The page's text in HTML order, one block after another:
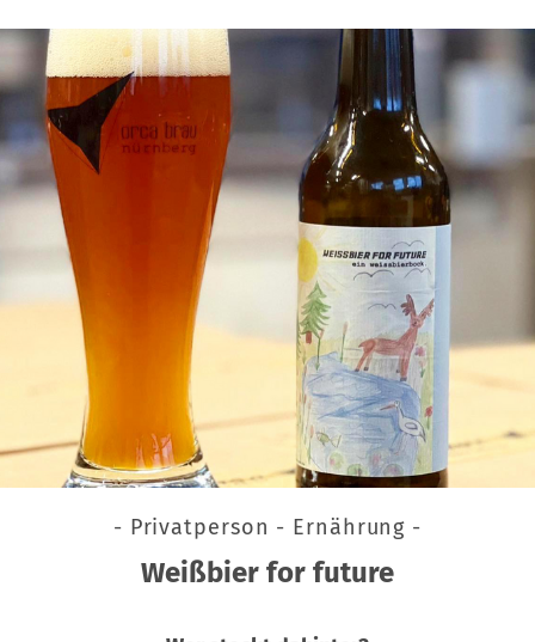
- Privatperson - Ernährung -
Weißbier for future